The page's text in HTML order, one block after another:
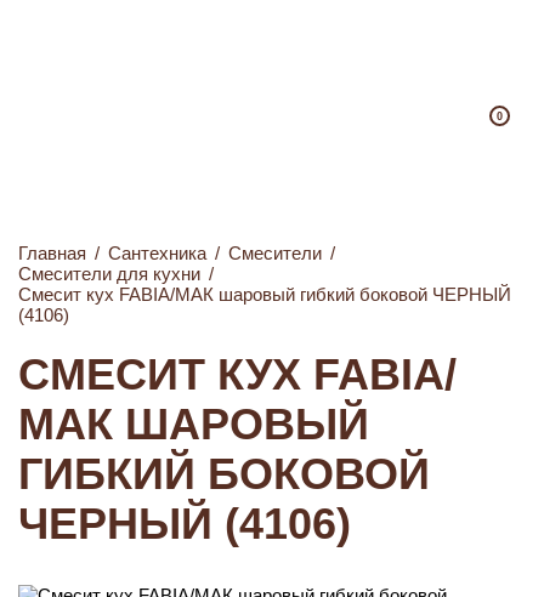
0
Главная / Сантехника / Смесители /
Смесители для кухни /
Смесит кух FABIA/МАК шаровый гибкий боковой ЧЕРНЫЙ
(4106)
СМЕСИТ КУХ FABIA/
МАК ШАРОВЫЙ
ГИБКИЙ БОКОВОЙ
ЧЕРНЫЙ (4106)